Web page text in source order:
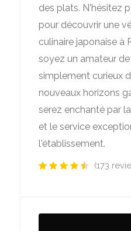
des plats. N'hésitez
pour découvrir une
culinaire japonaise à
soyez un amateur
simplement curieux
nouveaux horizons
serez enchanté par
et le service
l'établissement.
(173